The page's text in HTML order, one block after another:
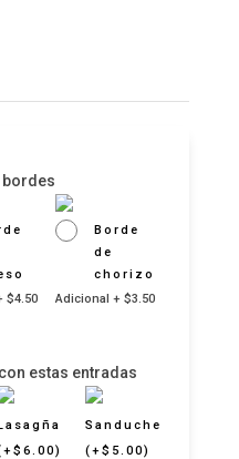
$4.50
Borde
de
chorizo
Adicional + $3.50
estas entradas
+$ 6.00)
Sanduche
(+$ 5.00)